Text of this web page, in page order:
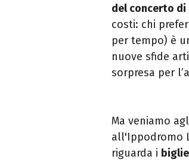
del concerto di
costi: chi
per tempo) è
nuove sfide
sorpresa per
Ma veniamo
all'Ippodromo
riguarda i